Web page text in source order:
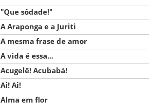
"Que sôdade!"
A Araponga e a Juriti
A mesma frase de amor
A vida é essa...
Acugelê! Acubabá!
Ai! Ai!
Alma em flor